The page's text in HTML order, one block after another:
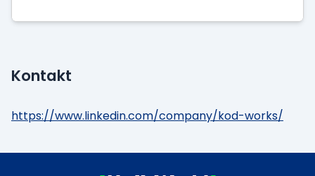
Kontakt
https://www.linkedin.com/company/kod-works/